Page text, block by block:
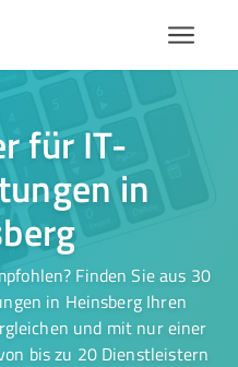
für IT-
in
Finden Sie aus 30
in Heinsberg Ihren
und mit nur einer
bis zu 20 Dienstleistern